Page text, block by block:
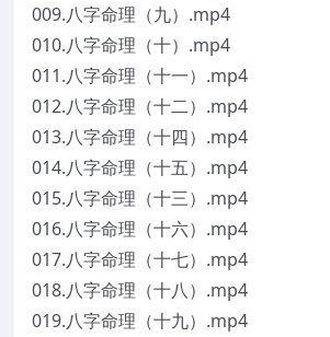
009.八字命理（九）.mp4
010.八字命理（十）.mp4
011.八字命理（十一）.mp4
012.八字命理（十二）.mp4
013.八字命理（十四）.mp4
014.八字命理（十五）.mp4
015.八字命理（十三）.mp4
016.八字命理（十六）.mp4
017.八字命理（十七）.mp4
018.八字命理（十八）.mp4
019.八字命理（十九）.mp4